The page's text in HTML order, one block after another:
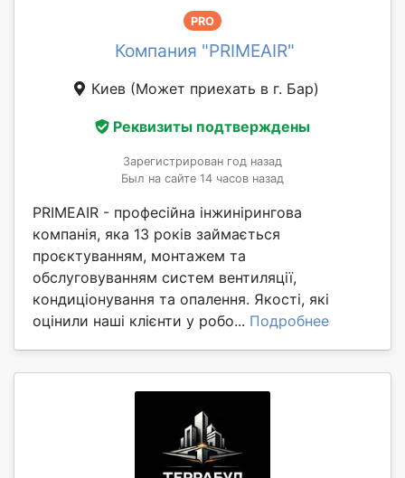
PRO
Компания "PRIMEAIR"
Киев (Может приехать в г. Бар)
Реквизиты подтверждены
Зарегистрирован год назад
Был на сайте 14 часов назад
PRIMEAIR - професійна інжинірингова
компанія, яка 13 років займається
проєктуванням, монтажем та
обслуговуванням систем вентиляції,
кондиціонування та опалення. Якості, які
оцінили наші клієнти у робо... Подробнее